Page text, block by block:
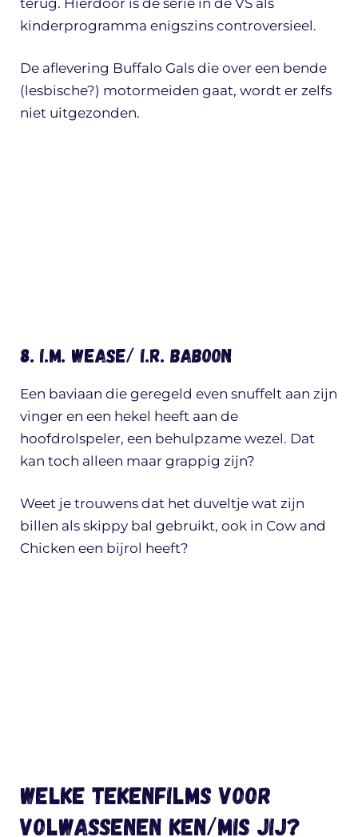
kinderprogramma enigszins controversieel.
De aflevering Buffalo Gals die over een bende
(lesbische?) motormeiden gaat, wordt er zelfs
niet uitgezonden.
8. I.M. Wease/ I.R. Baboon
Een baviaan die geregeld even snuffelt aan zijn
vinger en een hekel heeft aan de
hoofdrolspeler, een behulpzame wezel. Dat
kan toch alleen maar grappig zijn?
Weet je trouwens dat het duveltje wat zijn
billen als skippy bal gebruikt, ook in Cow and
Chicken een bijrol heeft?
Welke tekenfilms voor
volwassenen ken/mis jij?